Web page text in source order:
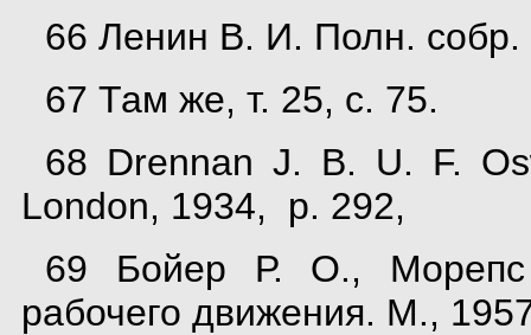
66 Ленин В. И. Полн.
67 Там же, т. 25, с. 75.
68 Drennan J. B. U. F.
London, 1934, p. 292,
69 Бойер Р. О., Морепс
рабочего движения. М.,